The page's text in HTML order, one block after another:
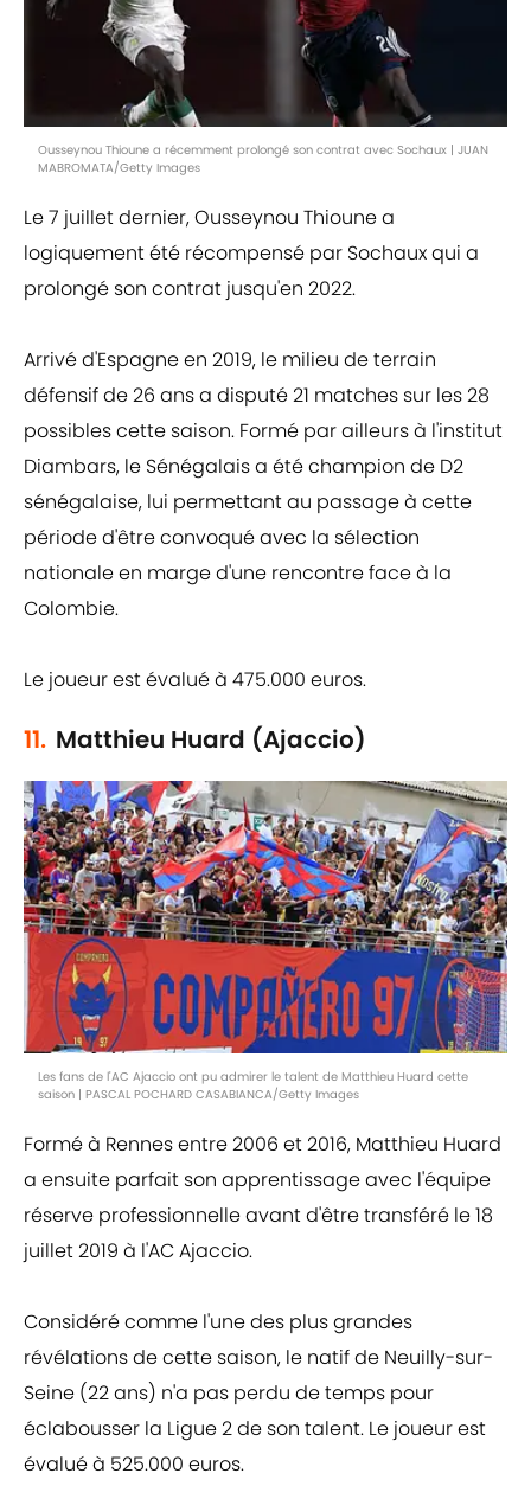
Ousseynou Thioune a récemment prolongé son contrat avec Sochaux | JUAN
MABROMATA/Getty Images
Le 7 juillet dernier, Ousseynou Thioune a
logiquement été récompensé par Sochaux qui a
prolongé son contrat jusqu'en 2022.
Arrivé d'Espagne en 2019, le milieu de terrain
défensif de 26 ans a disputé 21 matches sur les 28
possibles cette saison. Formé par ailleurs à l'institut
Diambars, le Sénégalais a été champion de D2
sénégalaise, lui permettant au passage à cette
période d'être convoqué avec la sélection
nationale en marge d'une rencontre face à la
Colombie.
Le joueur est évalué à 475.000 euros.
11. Matthieu Huard (Ajaccio)
Les fans de l'AC Ajaccio ont pu admirer le talent de Matthieu Huard cette
saison | PASCAL POCHARD CASABIANCA/Getty Images
Formé à Rennes entre 2006 et 2016, Matthieu Huard
a ensuite parfait son apprentissage avec l'équipe
réserve professionnelle avant d'être transféré le 18
juillet 2019 à l'AC Ajaccio.
Considéré comme l'une des plus grandes
révélations de cette saison, le natif de Neuilly-sur-
Seine (22 ans) n'a pas perdu de temps pour
éclabousser la Ligue 2 de son talent. Le joueur est
évalué à 525.000 euros.